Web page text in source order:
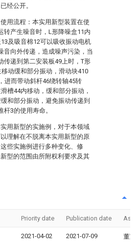
经公开。
用流程：本实用新型装置在使
转产生噪音时，L形降噪盒11内
及吸音棉12可以吸收振动电机
音向外传递，造成噪声污染，当
传递到第二安装板49上时，T形
动缓和部分振动，滑动块410
进而带动斜杆46绕转轴45转
槽44内移动，缓和部分振动，
和部分振动，避免振动传递到
3的使用寿命。
用新型的实施例，对于本领域
理解在不脱离本实用新型的原
些实施例进行多种变化、修
型的范围由所附权利要求及其
Priority date Publication date
2021-04-02 2021-07-09 董宝